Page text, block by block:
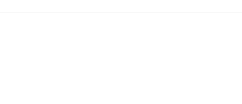
Ingrediente
Ingrediente